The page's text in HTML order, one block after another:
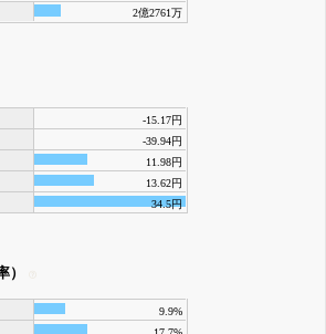
2億2761万
-15.17円
-39.94円
11.98円
13.62円
34.5円
）
9.9%